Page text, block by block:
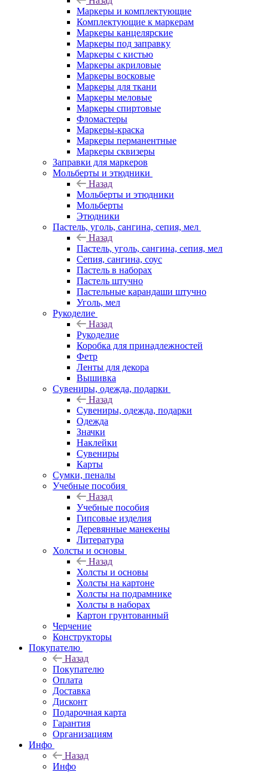
Маркеры и комплектующие
Комплектующие к маркерам
Маркеры канцелярские
Маркеры под заправку
Маркеры с кистью
Маркеры акриловые
Маркеры восковые
Маркеры для ткани
Маркеры меловые
Маркеры спиртовые
Фломастеры
Маркеры-краска
Маркеры перманентные
Маркеры сквизеры
Заправки для маркеров
Мольберты и этюдники
Назад
Мольберты и этюдники
Мольберты
Этюдники
Пастель, уголь, сангина, сепия, мел
Назад
Пастель, уголь, сангина, сепия, мел
Сепия, сангина, соус
Пастель в наборах
Пастель штучно
Пастельные карандаши штучно
Уголь, мел
Рукоделие
Назад
Рукоделие
Коробка для принадлежностей
Фетр
Ленты для декора
Вышивка
Сувениры, одежда, подарки
Назад
Сувениры, одежда, подарки
Одежда
Значки
Наклейки
Сувениры
Карты
Сумки, пеналы
Учебные пособия
Назад
Учебные пособия
Гипсовые изделия
Деревянные манекены
Литература
Холсты и основы
Назад
Холсты и основы
Холсты на картоне
Холсты на подрамнике
Холсты в наборах
Картон грунтованный
Черчение
Конструкторы
Покупателю
Назад
Покупателю
Оплата
Доставка
Дисконт
Подарочная карта
Гарантия
Организациям
Инфо
Назад
Инфо